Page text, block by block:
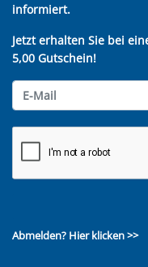
informiert.
Jetzt erhalten Sie bei
5,00 Gutschein!
Abmelden? Hier klicken >>